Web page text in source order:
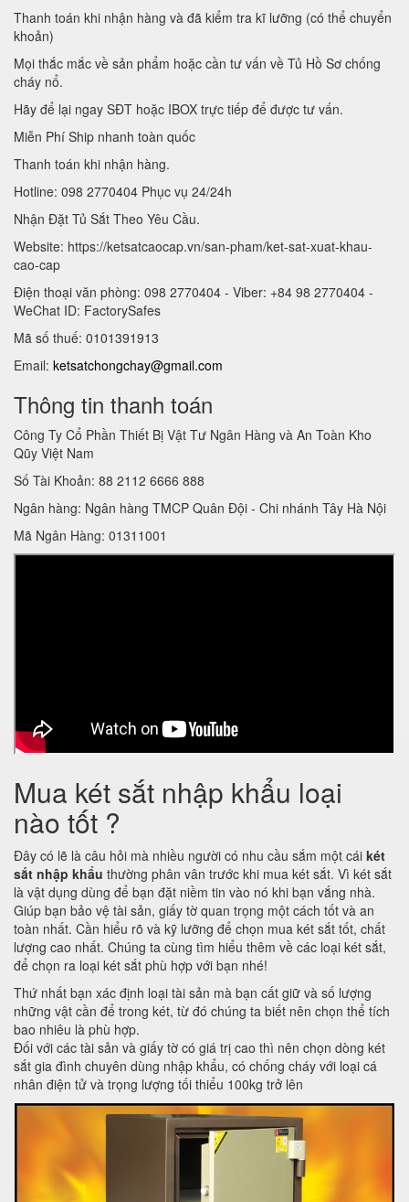
Thanh toán khi nhận hàng và đã kiểm tra kĩ lưỡng (có thể chuyển
khoản)
Mọi thắc mắc về sản phẩm hoặc cần tư vấn về Tủ Hồ Sơ chống
cháy nổ.
Hãy để lại ngay SĐT hoặc IBOX trực tiếp để được tư vấn.
Miễn Phí Ship nhanh toàn quốc
Thanh toán khi nhận hàng.
Hotline: 098 2770404 Phục vụ 24/24h
Nhận Đặt Tủ Sắt Theo Yêu Cầu.
Website: https://ketsatcaocap.vn/san-pham/ket-sat-xuat-khau-
cao-cap
Điện thoại văn phòng: 098 2770404 - Viber: +84 98 2770404 -
WeChat ID: FactorySafes
Mã số thuế: 0101391913
Email: ketsatchongchay@gmail.com
Thông tin thanh toán
Công Ty Cổ Phần Thiết Bị Vật Tư Ngân Hàng và An Toàn Kho
Qũy Việt Nam
Số Tài Khoản: 88 2112 6666 888
Ngân hàng: Ngân hàng TMCP Quân Đội - Chi nhánh Tây Hà Nội
Mã Ngân Hàng: 01311001
Mua két sắt nhập khẩu loại
nào tốt ?
Đây có lẽ là câu hỏi mà nhiều người có nhu cầu sắm một cái két
sắt nhập khẩu thường phân vân trước khi mua két sắt. Vì két sắt
là vật dụng dùng để bạn đặt niềm tin vào nó khi bạn vắng nhà.
Giúp bạn bảo vệ tài sản, giấy tờ quan trọng một cách tốt và an
toàn nhất. Cần hiểu rõ và kỹ lưỡng để chọn mua két sắt tốt, chất
lượng cao nhất. Chúng ta cùng tìm hiểu thêm về các loại két sắt,
để chọn ra loại két sắt phù hợp với bạn nhé!
Thứ nhất bạn xác định loại tài sản mà bạn cất giữ và số lượng
những vật cần để trong két, từ đó chúng ta biết nên chọn thể tích
bao nhiêu là phù hợp.
Đối với các tài sản và giấy tờ có giá trị cao thì nên chọn dòng két
sắt gia đình chuyên dùng nhập khẩu, có chống cháy với loại cá
nhân điện tử và trọng lượng tối thiểu 100kg trở lên